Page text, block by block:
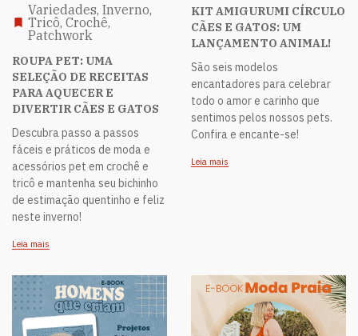
Variedades, Inverno,
Tricô, Crochê,
Patchwork
ROUPA PET: UMA
SELEÇÃO DE RECEITAS
PARA AQUECER E
DIVERTIR CÃES E GATOS
Descubra passo a passos
fáceis e práticos de moda e
acessórios pet em crochê e
tricô e mantenha seu bichinho
de estimação quentinho e feliz
neste inverno!
Leia mais
KIT AMIGURUMI CÍRCULO
CÃES E GATOS: UM
LANÇAMENTO ANIMAL!
São seis modelos
encantadores para celebrar
todo o amor e carinho que
sentimos pelos nossos pets.
Confira e encante-se!
Leia mais